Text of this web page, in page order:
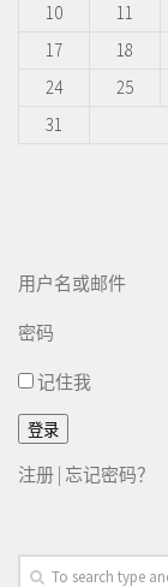
10
11
17
18
24
25
31
用户名或邮件
密码
记住我
注册 忘记密码？